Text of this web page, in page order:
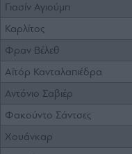
Γιασίν Αγιούμπ
Καρλίτος
Φραν Βέλεθ
Αϊτόρ Κανταλαπιέδρα
Αντόνιο Σαβιέρ
Φακούντο Σάντσες
Χουάνκαρ